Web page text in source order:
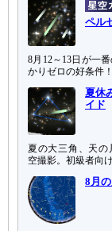
ペル
8月12～13日が一
かりゼロの好条件！
夏休
イド
夏の大三角、天の
空撮影。初級者向
8月